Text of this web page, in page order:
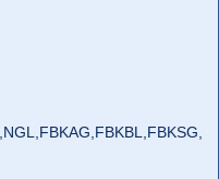
NGL, FBKAG, FBKBL, FBKSG,